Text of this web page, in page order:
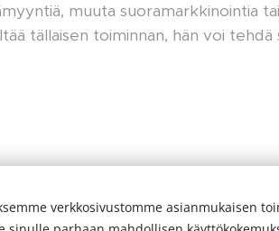
muuta suoramarkkinointia
tällaisen toiminnan, hän voi
©
verkkosivustomme asianmukaisen